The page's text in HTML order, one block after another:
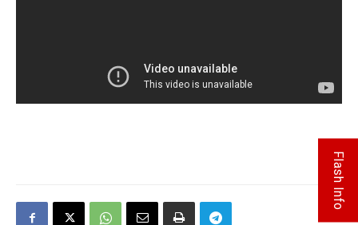
Flash Info